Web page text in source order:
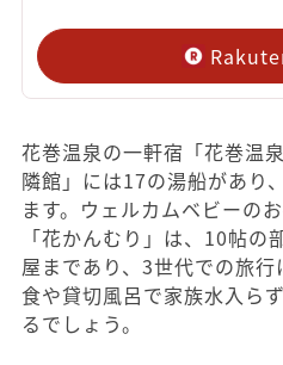
花巻温泉の一軒宿「花巻温
隣館」には17の湯船があり
ます。ウェルカムベビーの
「花かんむり」は、10帖
屋まであり、3世代での旅
食や貸切風呂で家族水入ら
るでしょう。